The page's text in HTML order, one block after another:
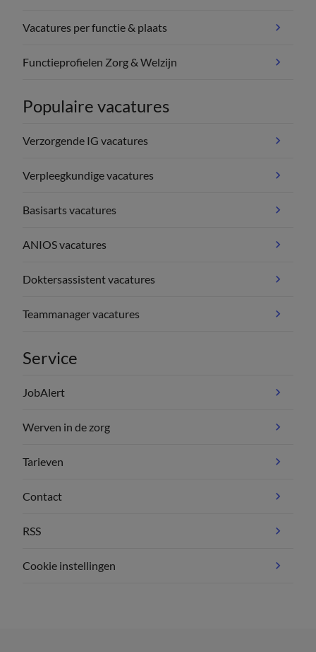
Vacatures per functie & plaats
Functieprofielen Zorg & Welzijn
Populaire vacatures
Verzorgende IG vacatures
Verpleegkundige vacatures
Basisarts vacatures
ANIOS vacatures
Doktersassistent vacatures
Teammanager vacatures
Service
JobAlert
Werven in de zorg
Tarieven
Contact
RSS
Cookie instellingen